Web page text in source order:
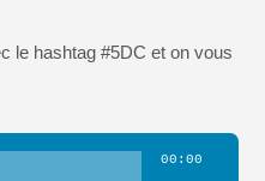
le hashtag #5DC et on vous
00:00